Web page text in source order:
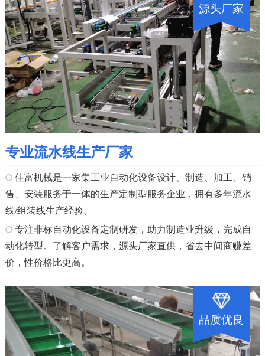
源头厂家
专业流水线生产厂家
佳富机械是一家集工业自动化设备设计、制造、加工、销
售、安装服务于一体的生产定制型服务企业，拥有多年流水
线/组装线生产经验。
专注非标自动化设备定制研发，助力制造业升级，完成自
动化转型。了解客户需求，源头厂家直供，省去中间商赚差
价，性价格比更高。
品质优良